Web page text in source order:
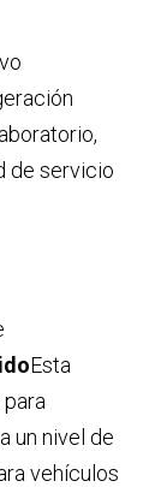
de servicio
Esta
un nivel de
vehículos